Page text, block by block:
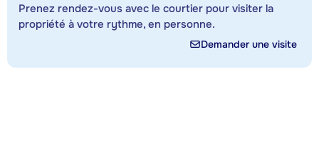
Prenez rendez-vous avec le courtier pour visiter la
propriété à votre rythme, en personne.
Demander une visite